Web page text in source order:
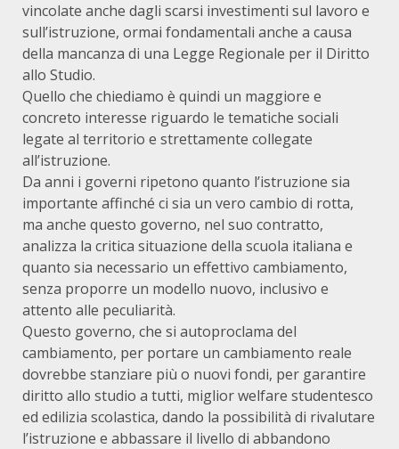
vincolate anche dagli scarsi investimenti sul lavoro e
sull’istruzione, ormai fondamentali anche a causa
della mancanza di una Legge Regionale per il Diritto
allo Studio.
Quello che chiediamo è quindi un maggiore e
concreto interesse riguardo le tematiche sociali
legate al territorio e strettamente collegate
all’istruzione.
Da anni i governi ripetono quanto l’istruzione sia
importante affinché ci sia un vero cambio di rotta,
ma anche questo governo, nel suo contratto,
analizza la critica situazione della scuola italiana e
quanto sia necessario un effettivo cambiamento,
senza proporre un modello nuovo, inclusivo e
attento alle peculiarità.
Questo governo, che si autoproclama del
cambiamento, per portare un cambiamento reale
dovrebbe stanziare più o nuovi fondi, per garantire
diritto allo studio a tutti, miglior welfare studentesco
ed edilizia scolastica, dando la possibilità di rivalutare
l’istruzione e abbassare il livello di abbandono